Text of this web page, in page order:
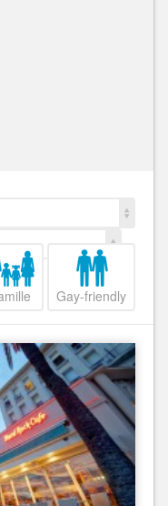
Gay-friendly